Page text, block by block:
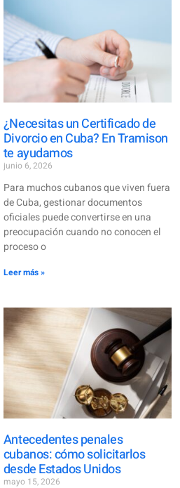
¿Necesitas un Certificado de
Divorcio en Cuba? En Tramison
te ayudamos
junio 6, 2026
Para muchos cubanos que viven fuera
de Cuba, gestionar documentos
oficiales puede convertirse en una
preocupación cuando no conocen el
proceso o
Leer más »
Antecedentes penales
cubanos: cómo solicitarlos
desde Estados Unidos
mayo 15, 2026